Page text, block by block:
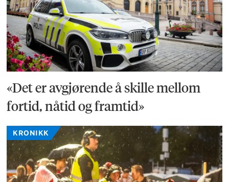
«Det er avgjørende å skille mellom
fortid, nåtid og framtid»
KRONIKK